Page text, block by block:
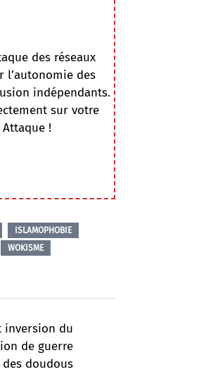
des réseaux
l’autonomie des
indépendants.
sur votre
!
ISLAMOPHOBIE
WOKISME
inversion du
de guerre
doudous